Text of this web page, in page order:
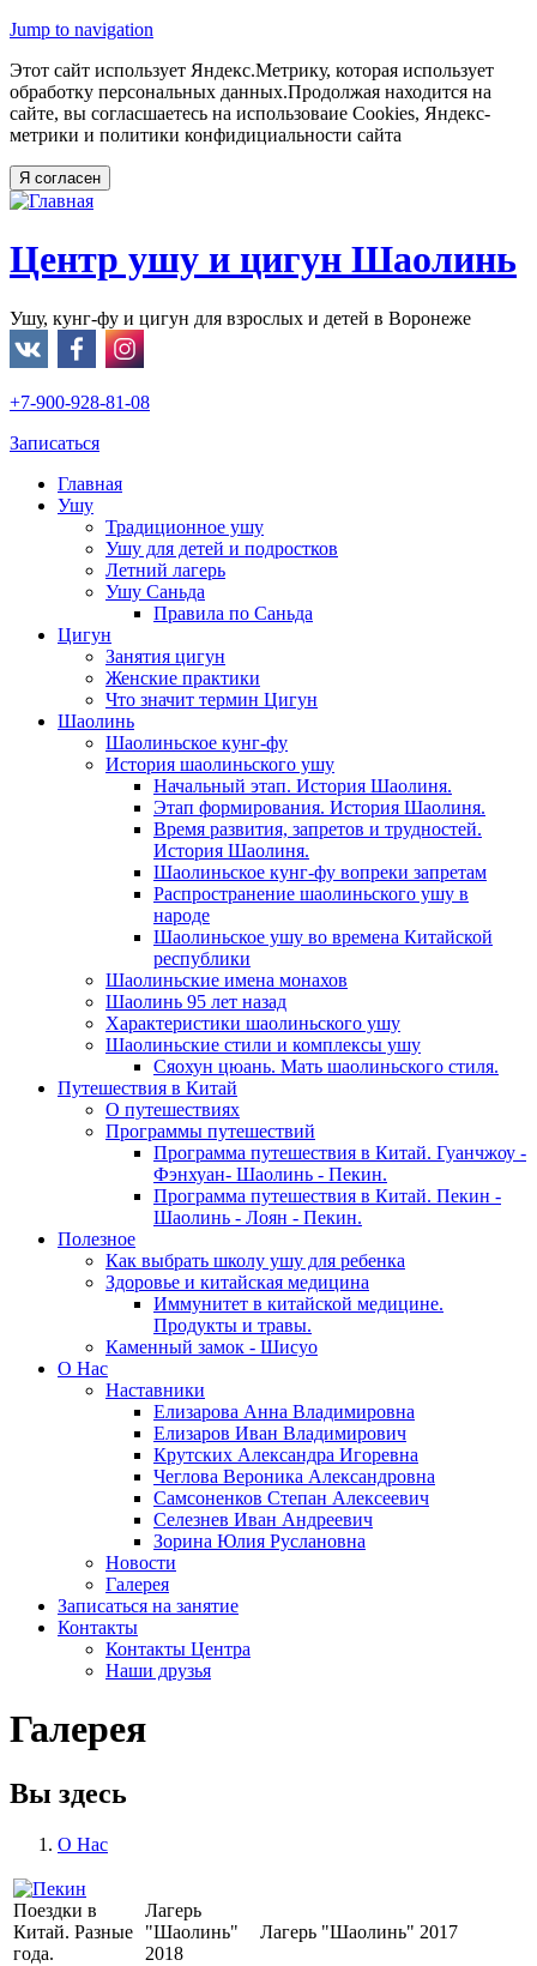
Jump to navigation
Этот сайт использует Яндекс.Метрику, которая использует
обработку персональных данных.Продолжая находится на
сайте, вы согласшаетесь на использоваие Cookies, Яндекс-
метрики и политики конфидициальности сайта
Центр ушу и цигун Шаолинь
Ушу, кунг-фу и цигун для взрослых и детей в Воронеже
+7-900-928-81-08
Записаться
Главная
Ушу
Традиционное ушу
Ушу для детей и подростков
Летний лагерь
Ушу Саньда
Правила по Саньда
Цигун
Занятия цигун
Женские практики
Что значит термин Цигун
Шаолинь
Шаолиньское кунг-фу
История шаолиньского ушу
Начальный этап. История Шаолиня.
Этап формирования. История Шаолиня.
Время развития, запретов и трудностей.
История Шаолиня.
Шаолиньское кунг-фу вопреки запретам
Распространение шаолиньского ушу в
народе
Шаолиньское ушу во времена Китайской
республики
Шаолиньские имена монахов
Шаолинь 95 лет назад
Характеристики шаолиньского ушу
Шаолиньские стили и комплексы ушу
Сяохун цюань. Мать шаолиньского стиля.
Путешествия в Китай
О путешествиях
Программы путешествий
Программа путешествия в Китай. Гуанчжоу -
Фэнхуан- Шаолинь - Пекин.
Программа путешествия в Китай. Пекин -
Шаолинь - Лоян - Пекин.
Полезное
Как выбрать школу ушу для ребенка
Здоровье и китайская медицина
Иммунитет в китайской медицине.
Продукты и травы.
Каменный замок - Шисуо
O Нас
Наставники
Елизарова Анна Владимировна
Елизаров Иван Владимирович
Крутских Александра Игоревна
Чеглова Вероника Александровна
Самсоненков Степан Алексеевич
Селезнев Иван Андреевич
Зорина Юлия Руслановна
Новости
Галерея
Записаться на занятие
Контакты
Контакты Центра
Наши друзья
Галерея
Вы здесь
O Нас
Поездки в
Китай. Разные
года.
Лагерь
"Шаолинь"
2018
Лагерь "Шаолинь" 2017